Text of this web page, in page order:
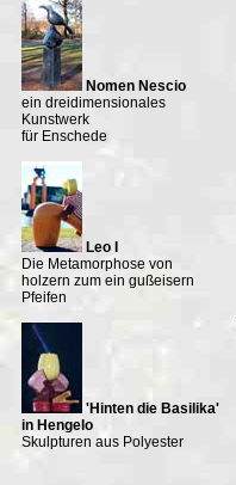
Nomen Nescio
ein dreidimensionales
Kunstwerk
für Enschede
Leo I
Die Metamorphose von
holzern zum ein gußeisern
Pfeifen
'Hinten die Basilika'
in Hengelo
Skulpturen aus Polyester